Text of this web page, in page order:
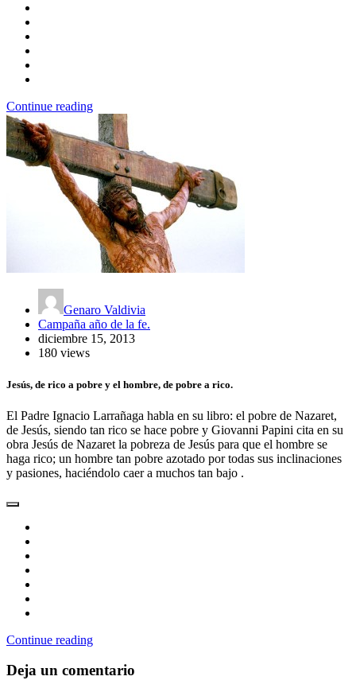
Continue reading
Genaro Valdivia
Campaña año de la fe.
diciembre 15, 2013
180 views
Jesús, de rico a pobre y el hombre, de pobre a rico.
El Padre Ignacio Larrañaga habla en su libro: el pobre de Nazaret,
de Jesús, siendo tan rico se hace pobre y Giovanni Papini cita en su
obra Jesús de Nazaret la pobreza de Jesús para que el hombre se
haga rico; un hombre tan pobre azotado por todas sus inclinaciones
y pasiones, haciéndolo caer a muchos tan bajo .
Continue reading
Deja un comentario